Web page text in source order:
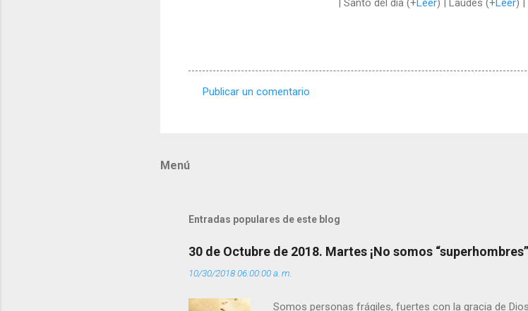
a
Publicar un comentario
Menú
Entradas populares de este blog
30 de Octubre de 2018. Martes ¡No somos
10/30/2018 06:00:00 a. m.
Somos personas frágiles, fuertes con la gracia de